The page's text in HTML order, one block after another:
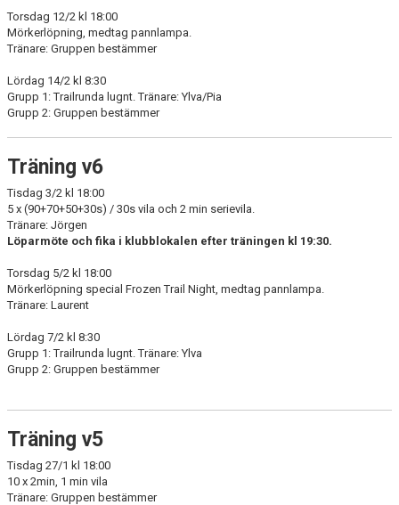
Torsdag 12/2 kl 18:00
Mörkerlöpning, medtag pannlampa.
Tränare: Gruppen bestämmer
Lördag 14/2 kl 8:30
Grupp 1: Trailrunda lugnt. Tränare: Ylva/Pia
Grupp 2: Gruppen bestämmer
Träning v6
Tisdag 3/2 kl 18:00
5 x (90+70+50+30s) / 30s vila och 2 min serievila.
Tränare: Jörgen
Löparmöte och fika i klubblokalen efter träningen kl 19:30.
Torsdag 5/2 kl 18:00
Mörkerlöpning special Frozen Trail Night, medtag pannlampa.
Tränare: Laurent
Lördag 7/2 kl 8:30
Grupp 1: Trailrunda lugnt. Tränare: Ylva
Grupp 2: Gruppen bestämmer
Träning v5
Tisdag 27/1 kl 18:00
10 x 2min, 1 min vila
Tränare: Gruppen bestämmer